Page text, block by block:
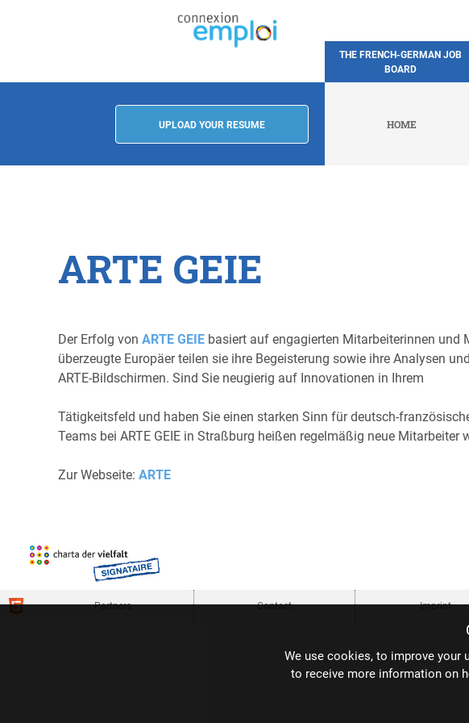
THE FRENCH-GERMAN JOB
BOARD
UPLOAD YOUR RESUME HOME
ARTE GEIE
Der Erfolg von ARTE GEIE basiert auf engagierten Mitarbeiterinnen und
überzeugte Europäer teilen sie ihre Begeisterung sowie ihre Analysen
ARTE-Bildschirmen. Sind Sie neugierig auf Innovationen in Ihrem
Tätigkeitsfeld und haben Sie einen starken Sinn für deutsch-
Teams bei ARTE GEIE in Straßburg heißen regelmäßig neue Mitarbeiter
Zur Webseite: ARTE
We use cookies, to improve your
to receive more information on
Partners Contact Imprint